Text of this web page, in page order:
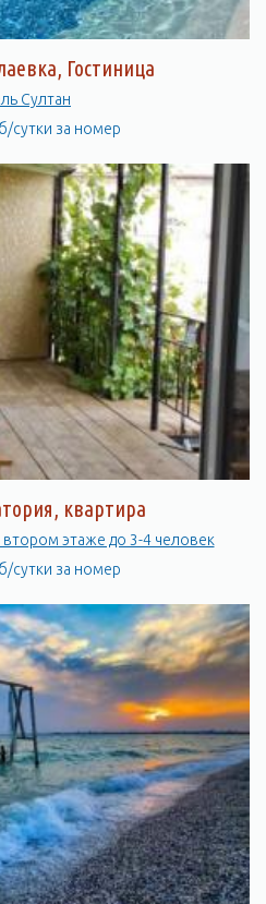
Гостиница
Султан
сутки за номер
квартира
втором этаже до 3-4 человек
сутки за номер